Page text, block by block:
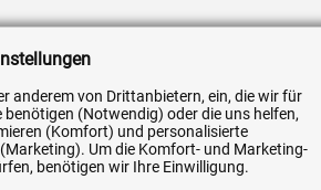
anderem von Drittanbietern, ein, die wir für
benötigen (Notwendig) oder die uns helfen,
(Komfort) und personalisierte
Um die Komfort- und Marketing-
benötigen wir Ihre Einwilligung.